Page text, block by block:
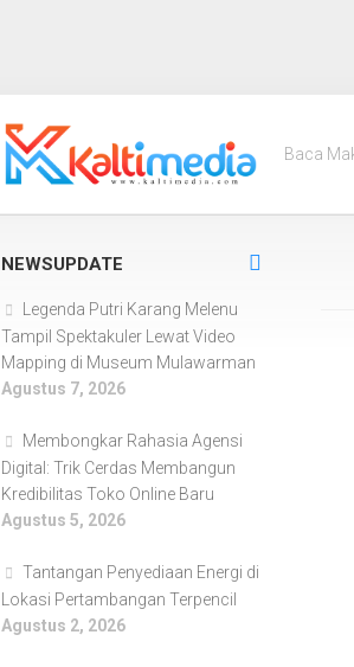
Baca
NEWSUPDATE
Legenda Putri Karang Melenu
Tampil Spektakuler Lewat Video
Mapping di Museum Mulawarman
Agustus 7, 2026
Membongkar Rahasia Agensi
Digital: Trik Cerdas Membangun
Kredibilitas Toko Online Baru
Agustus 5, 2026
Tantangan Penyediaan Energi di
Lokasi Pertambangan Terpencil
Agustus 2, 2026